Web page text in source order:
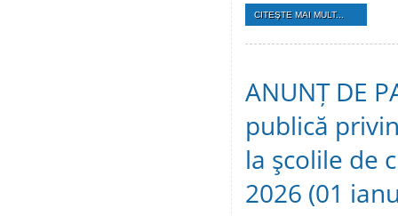
CITEŞTE MAI MULT...
ANUNȚ DE
publică
la şcolile de
2026 (01